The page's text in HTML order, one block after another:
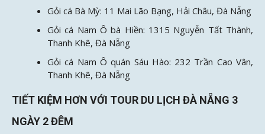
Gỏi cá Bà Mỳ: 11 Mai Lão Bạng, Hải Châu, Đà Nẵng
Gỏi cá Nam Ô bà Hiền: 1315 Nguyễn Tất Thành,
Thanh Khê, Đà Nẵng
Gỏi cá Nam Ô quán Sáu Hào: 232 Trần Cao Vân,
Thanh Khê, Đà Nẵng
TIẾT KIỆM HƠN VỚI TOUR DU LỊCH ĐÀ NẴNG 3
NGÀY 2 ĐÊM